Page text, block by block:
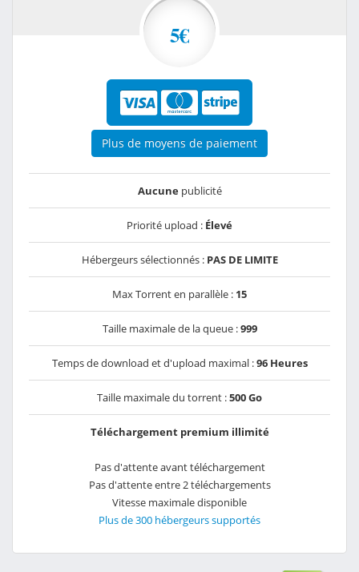
5€
Plus de moyens de paiement
Aucunepublicité
Priorité upload : Élevé
Hébergeurs sélectionnés : PAS DE LIMITE
Max Torrent en parallèle : 15
Taille maximale de la queue :999
Temps de download et d'upload maximal :96 Heures
Taille maximale du torrent :500 Go
Téléchargement premium illimité
Pas d'attente avant téléchargement
Pas d'attente entre 2 téléchargements
Vitesse maximale disponible
Plus de 300 hébergeurs supportés